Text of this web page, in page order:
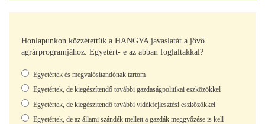
Honlapunkon közzétettük a HANGYA javaslatát a jövő
agrárprogramjához. Egyetért- e az abban foglaltakkal?
Választások
Egyetértek és megvalósítandónak tartom
Egyetértek, de kiegészítendő további gazdaságpolitikai eszközökkel
Egyetértek, de kiegészítendő további vidékfejlesztési eszközökkel
Egyetértek, de az állami szándék mellett a gazdák meggyőzése is kell